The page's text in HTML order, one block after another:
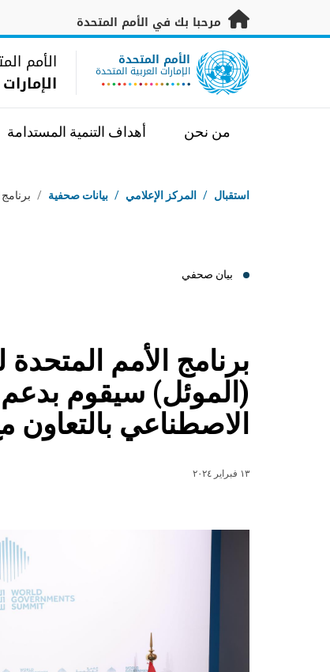
تخطى إلى المحتوى الرئيسي
مرحبا بك في الأمم المتحدة
UN Logo الأمم المتحدة
الإمارات العربية المتحدة
الأمم
من نحن أهداف التنمية المستدامة
مسار التنقل
استقبال / المركز الإعلامي / بيانات صحفية /
بيان صحفي
برنامج الأمم
(الموئل) سيقوم بدعم
الاصطناعي بالتعاون
١٣ فبراير ٢٠٢٤